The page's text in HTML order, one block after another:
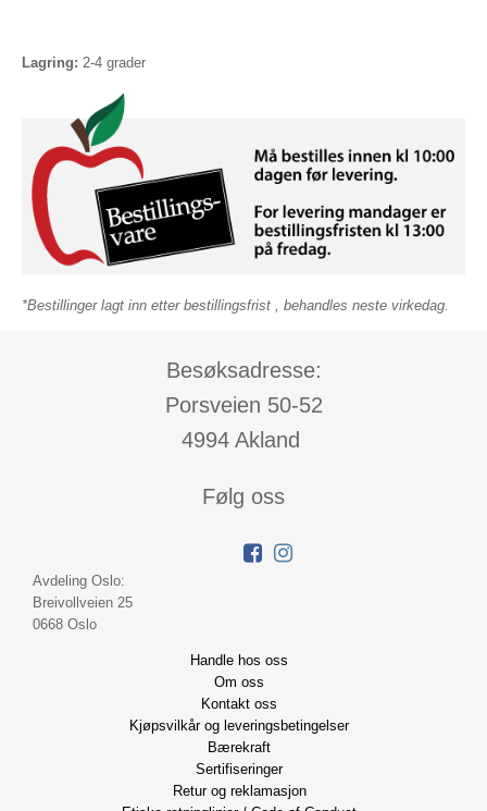
Lagring: 2-4 grader
*Bestillinger lagt inn etter bestillingsfrist , behandles neste virkedag.
Besøksadresse:
Porsveien 50-52
4994 Akland
Følg oss
Avdeling Oslo:
Breivollveien 25
0668 Oslo
Handle hos oss
Om oss
Kontakt oss
Kjøpsvilkår og leveringsbetingelser
Bærekraft
Sertifiseringer
Retur og reklamasjon